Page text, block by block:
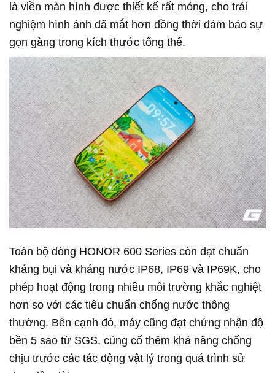
là viền màn hình được thiết kế rất mỏng, cho trải
nghiệm hình ảnh đã mắt hơn đồng thời đảm bảo sự
gọn gàng trong kích thước tổng thể.
Toàn bộ dòng HONOR 600 Series còn đạt chuẩn
kháng bụi và kháng nước IP68, IP69 và IP69K, cho
phép hoạt động trong nhiều môi trường khắc nghiệt
hơn so với các tiêu chuẩn chống nước thông
thường. Bên cạnh đó, máy cũng đạt chứng nhận độ
bền 5 sao từ SGS, củng cố thêm khả năng chống
chịu trước các tác động vật lý trong quá trình sử